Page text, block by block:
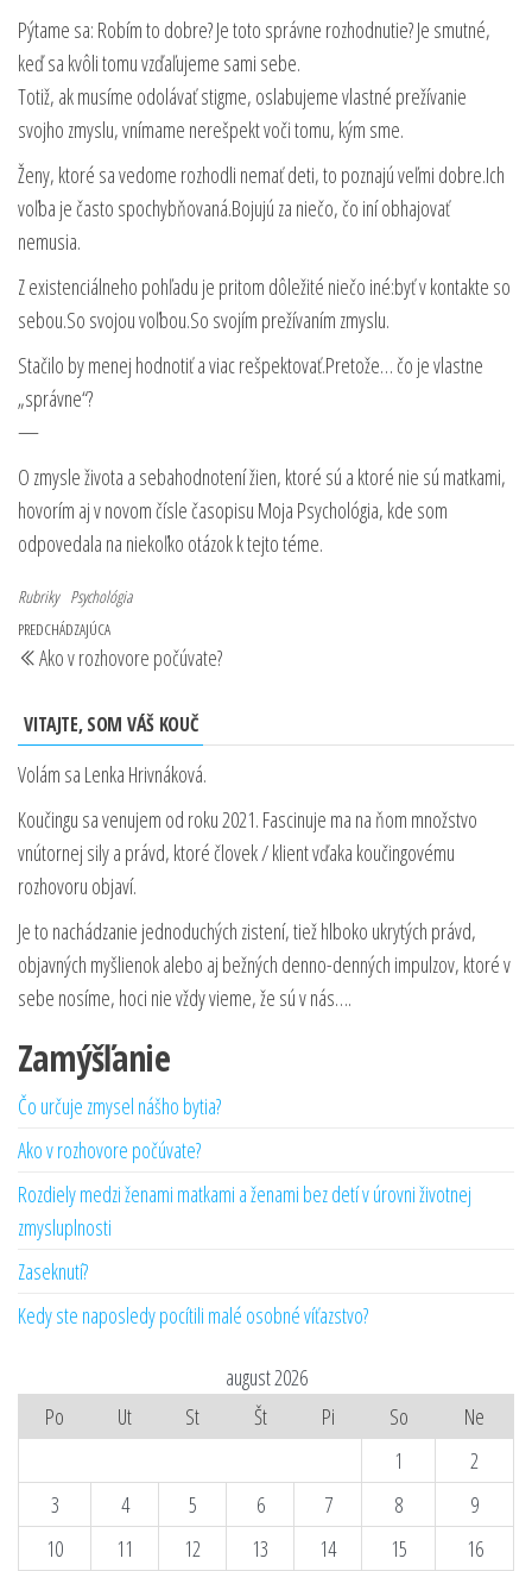
Pýtame sa: Robím to dobre? Je toto správne rozhodnutie? Je smutné,
keď sa kvôli tomu vzďaľujeme sami sebe.
Totiž, ak musíme odolávať stigme, oslabujeme vlastné prežívanie
svojho zmyslu, vnímame nerešpekt voči tomu, kým sme.
Ženy, ktoré sa vedome rozhodli nemať deti, to poznajú veľmi dobre.Ich
voľba je často spochybňovaná.Bojujú za niečo, čo iní obhajovať
nemusia.
Z existenciálneho pohľadu je pritom dôležité niečo iné:byť v kontakte so
sebou.So svojou voľbou.So svojím prežívaním zmyslu.
Stačilo by menej hodnotiť a viac rešpektovať.Pretože… čo je vlastne
„správne“?
—
O zmysle života a sebahodnotení žien, ktoré sú a ktoré nie sú matkami,
hovorím aj v novom čísle časopisu Moja Psychológia, kde som
odpovedala na niekoľko otázok k tejto téme.
Rubriky Psychológia
Navigácia
v
článku
Predchádzajúci
príspevok
PREDCHÁDZAJÚCA
Ako v rozhovore počúvate?
VITAJTE, SOM VÁŠ KOUČ
Volám sa Lenka Hrivnáková.
Koučingu sa venujem od roku 2021. Fascinuje ma na ňom množstvo
vnútornej sily a právd, ktoré človek / klient vďaka koučingovému
rozhovoru objaví.
Je to nachádzanie jednoduchých zistení, tiež hlboko ukrytých právd,
objavných myšlienok alebo aj bežných denno-denných impulzov, ktoré v
sebe nosíme, hoci nie vždy vieme, že sú v nás….
Zamýšľanie
Čo určuje zmysel nášho bytia?
Ako v rozhovore počúvate?
Rozdiely medzi ženami matkami a ženami bez detí v úrovni životnej
zmysluplnosti
Zaseknutí?
Kedy ste naposledy pocítili malé osobné víťazstvo?
august 2026
Po
Ut St Št Pi So
Ne
1
2
3
4 5 6 7 8
9
10
11 12 13 14 15
16